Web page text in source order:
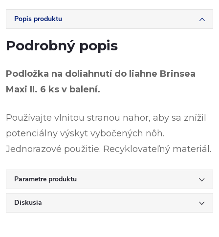
Popis produktu
Podrobný popis
Podložka na doliahnutí do liahne Brinsea
Maxi II. 6 ks v balení.
Používajte vlnitou stranou nahor, aby sa znížil
potenciálny výskyt vybočených nôh.
Jednorazové použitie. Recyklovateľný materiál.
Parametre produktu
Diskusia